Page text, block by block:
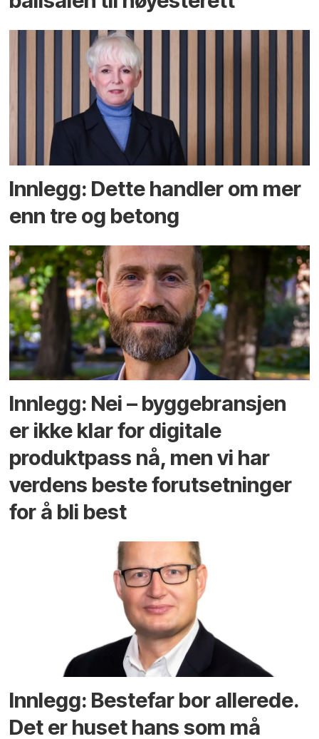
Innlegg: Dette handler om mer
enn tre og betong
Innlegg: Nei – byggebransjen
er ikke klar for digitale
produktpass nå, men vi har
verdens beste forutsetninger
for å bli best
Innlegg: Bestefar bor allerede.
Det er huset hans som må